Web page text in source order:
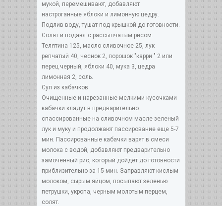
мукой, перемешивают, добавляют
настроганные яблоки и лимонную цедру.
Подлив воду, тушат под крышкой до готовности.
Солят и подают с рассыпчатым рисом.
Телятина 125, масло сливочное 25, лук
репчатый 40, чеснок 2, порошок "карри " 2 или
перец черный, яблоки 40, мука 3, цедра
лимонная 2, соль.
Суп из кабачков
Очищенные и нарезанные мелкими кусочками
кабачки кладут в предварительно
спассированные на сливочном масле зеленый
лук и муку и продолжают пассирование еще 5-7
мин. Пассированные кабачки варят в смеси
молока с водой, добавляют предварительно
замоченный рис, который дойдет до готовности
приблизительно за 15 мин. Заправляют кислым
молоком, сырым яйцом, посыпают зеленью
петрушки, укропа, черным молотым перцем,
солят.